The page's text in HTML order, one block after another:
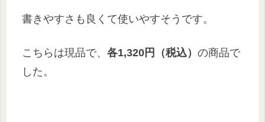
書きやすさも良くて使いやすそうです。
こちらは現品で、 各1,320円（税込） の商品で
した。